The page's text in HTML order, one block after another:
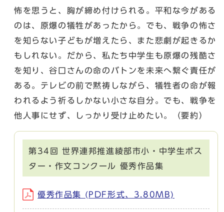
怖を思うと、胸が締め付けられる。平和な今がある
のは、原爆の犠牲があったから。でも、戦争の怖さ
を知らない子どもが増えたら、また悲劇が起きるか
もしれない。だから、私たち中学生も原爆の残酷さ
を知り、谷口さんの命のバトンを未来へ繋ぐ責任が
ある。テレビの前で黙祷しながら、犠牲者の命が報
われるよう祈るしかない小さな自分。でも、戦争を
他人事にせず、しっかり受け止めたい。（要約）
第34回 世界連邦推進綾部市小・中学生ポス
ター・作文コンクール 優秀作品集
優秀作品集 (PDF形式、3.80MB)